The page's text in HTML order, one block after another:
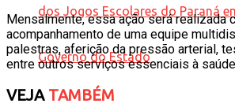
Mensalmente, essa ação será realizada
acompanhamento de uma equipe
palestras, aferição da pressão arterial,
entre outros serviços essenciais à
VEJATAMBÉM